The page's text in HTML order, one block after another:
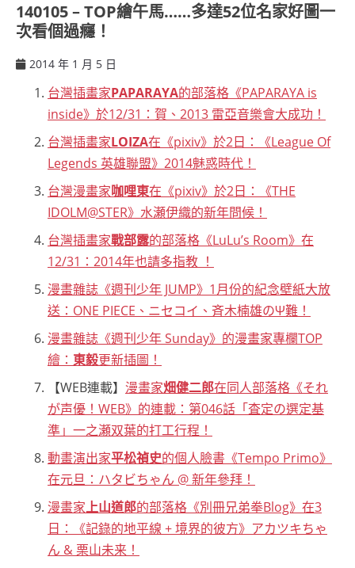
140105 – TOP繪午馬……多達52位名家好圖一
次看個過癮！
2014 年 1 月 5 日
台灣插畫家PAPARAYA的部落格《PAPARAYA is
inside》於12/31：賀、2013 雷亞音樂會大成功！
台灣插畫家LOIZA在《pixiv》於2日：《League Of
Legends 英雄聯盟》2014魅惑時代！
台灣漫畫家咖哩東在《pixiv》於2日：《THE
IDOLM@STER》水瀬伊織的新年問候！
台灣插畫家戰部露的部落格《LuLu’s Room》在
12/31：2014年也請多指教 ！
漫畫雜誌《週刊少年 JUMP》1月份的紀念壁紙大放
送：ONE PIECE、ニセコイ、斉木楠雄のΨ難！
漫畫雜誌《週刊少年 Sunday》的漫畫家專欄TOP
繪： 東毅更新插圖！
【WEB連載】 漫畫家畑健二郎在同人部落格《それ
が声優！WEB》的連載：第046話「査定の選定基
準」一之瀬双葉的打工行程！
動畫演出家平松禎史的個人臉書《Tempo Primo》
在元旦：ハタビちゃん @ 新年參拜！
漫畫家上山道郎的部落格《別冊兄弟拳Blog》在3
日：《記錄的地平線 + 境界的彼方》アカツキちゃ
ん & 栗山未来！